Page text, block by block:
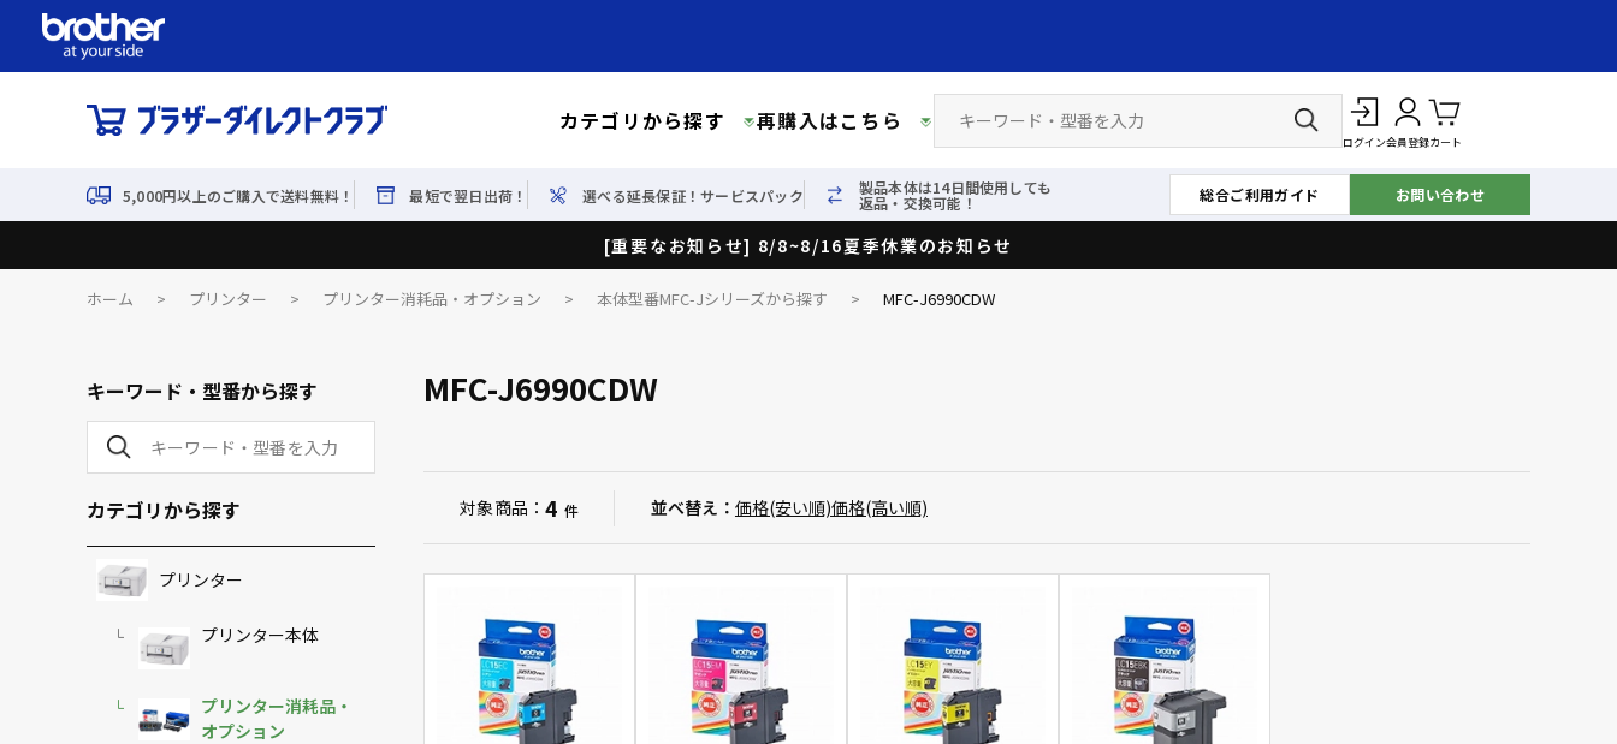
カテゴリから探す 再購入はこちら
ログイン会員登録カート
5,000円以上のご購入で送料無料！ 最短で翌日出荷！ 選べる延長保証！サービスパック 製品本体は14日間使用しても
返品・交換可能！ 総合ご利用ガイド お問い合わせ
[重要なお知らせ] 8/8~8/16夏季休業のお知らせ
ホーム > プリンター > プリンター消耗品・オプション > 本体型番MFC-Jシリーズから探す > MFC-J6990CDW
キーワード・型番から探す
カテゴリから探す
プリンター
プリンター本体
プリンター消耗品・
オプション
MFC-J6990CDW
対象商品：4 件 並べ替え： 価格(安い順)価格(高い順)